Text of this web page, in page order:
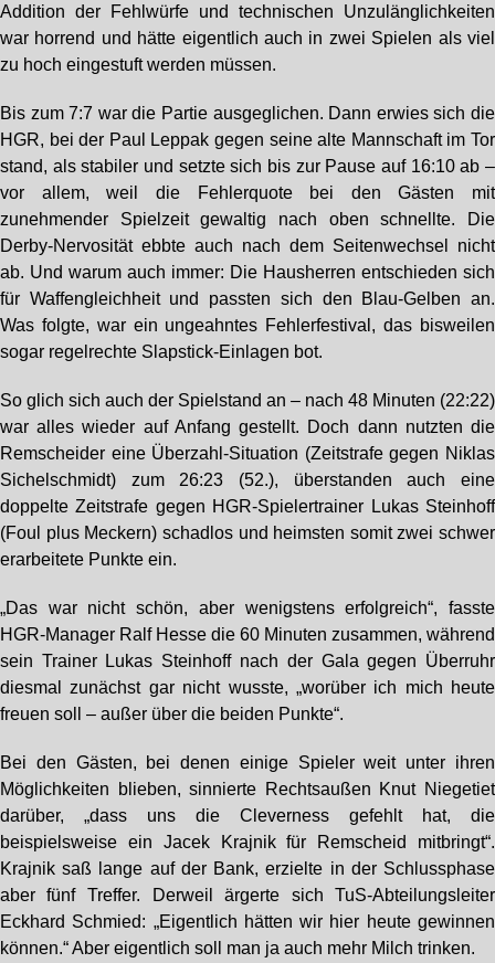
Addition der Fehlwürfe und technischen Unzulänglichkeiten
war horrend und hätte eigentlich auch in zwei Spielen als viel
zu hoch eingestuft werden müssen.
Bis zum 7:7 war die Partie ausgeglichen. Dann erwies sich die
HGR, bei der Paul Leppak gegen seine alte Mannschaft im Tor
stand, als stabiler und setzte sich bis zur Pause auf 16:10 ab –
vor allem, weil die Fehlerquote bei den Gästen mit
zunehmender Spielzeit gewaltig nach oben schnellte. Die
Derby-Nervosität ebbte auch nach dem Seitenwechsel nicht
ab. Und warum auch immer: Die Hausherren entschieden sich
für Waffengleichheit und passten sich den Blau-Gelben an.
Was folgte, war ein ungeahntes Fehlerfestival, das bisweilen
sogar regelrechte Slapstick-Einlagen bot.
So glich sich auch der Spielstand an – nach 48 Minuten (22:22)
war alles wieder auf Anfang gestellt. Doch dann nutzten die
Remscheider eine Überzahl-Situation (Zeitstrafe gegen Niklas
Sichelschmidt) zum 26:23 (52.), überstanden auch eine
doppelte Zeitstrafe gegen HGR-Spielertrainer Lukas Steinhoff
(Foul plus Meckern) schadlos und heimsten somit zwei schwer
erarbeitete Punkte ein.
„Das war nicht schön, aber wenigstens erfolgreich“, fasste
HGR-Manager Ralf Hesse die 60 Minuten zusammen, während
sein Trainer Lukas Steinhoff nach der Gala gegen Überruhr
diesmal zunächst gar nicht wusste, „worüber ich mich heute
freuen soll – außer über die beiden Punkte“.
Bei den Gästen, bei denen einige Spieler weit unter ihren
Möglichkeiten blieben, sinnierte Rechtsaußen Knut Niegetiet
darüber, „dass uns die Cleverness gefehlt hat, die
beispielsweise ein Jacek Krajnik für Remscheid mitbringt“.
Krajnik saß lange auf der Bank, erzielte in der Schlussphase
aber fünf Treffer. Derweil ärgerte sich TuS-Abteilungsleiter
Eckhard Schmied: „Eigentlich hätten wir hier heute gewinnen
können.“ Aber eigentlich soll man ja auch mehr Milch trinken.